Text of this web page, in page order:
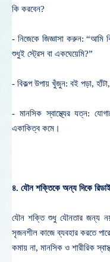
কি করবেন?
- নিজেকে জিজ্ঞাসা করুন:“আমি
শুধুই স্ট্রেস বা একঘেয়েমি?”
- বিকল্প উপায় খুঁজুন: বই পড়া,
- মানসিক স্বাস্থ্যের যত্ন:
একাকিত্ব কমে।
৪. যৌন শক্তিকে অন্য দিকে
যৌন শক্তি শুধু যৌনতার জন্য
সৃজনশীল কাজে ব্যবহার করতে
কমায় না, মানসিক ও শারীরিক